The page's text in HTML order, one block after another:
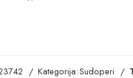
Kategorija:Sudoperi